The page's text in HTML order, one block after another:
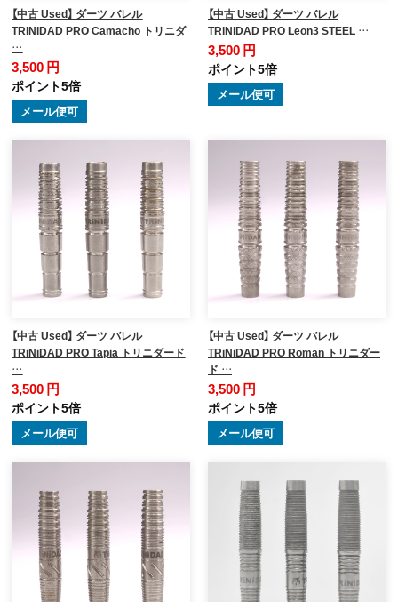
【中古 Used】 ダーツ バレル
TRiNiDAD PRO Camacho トリニダ
…
3,500 円
ポイント5倍
メール便可
【中古 Used】 ダーツ バレル
TRiNiDAD PRO Leon3 STEEL …
3,500 円
ポイント5倍
メール便可
【中古 Used】 ダーツ バレル
TRiNiDAD PRO Tapia トリニダード
…
3,500 円
ポイント5倍
メール便可
【中古 Used】 ダーツ バレル
TRiNiDAD PRO Roman トリニダー
ド …
3,500 円
ポイント5倍
メール便可